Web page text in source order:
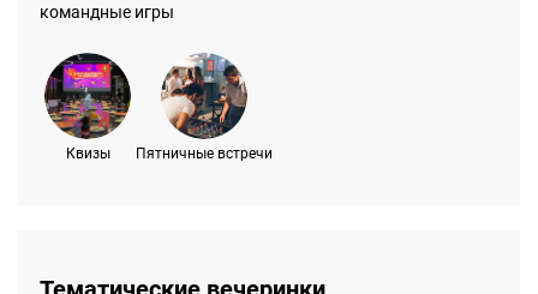
командные игры
Квизы Пятничные встречи